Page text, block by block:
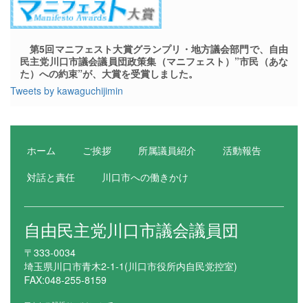
第5回マニフェスト大賞グランプリ・地方議会部門で、自由
民主党川口市議会議員団政策集（マニフェスト）”市民（あな
た）への約束”が、大賞を受賞しました。
Tweets by kawaguchijimin
ホーム ご挨拶 所属議員紹介
活動報告
対話と責任
川口市への働きかけ
自由民主党川口市議会議員団
〒333-0034
埼玉県川口市青木2-1-1(川口市役所内自民党控室)
FAX:048-255-8159